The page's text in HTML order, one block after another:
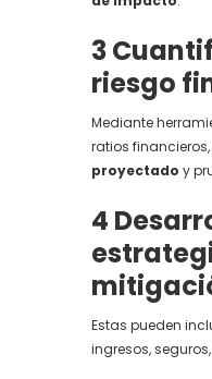
3️
riesgo
Mediante
ratios financieros,
proyectado y
4️
Estas pueden
ingresos,